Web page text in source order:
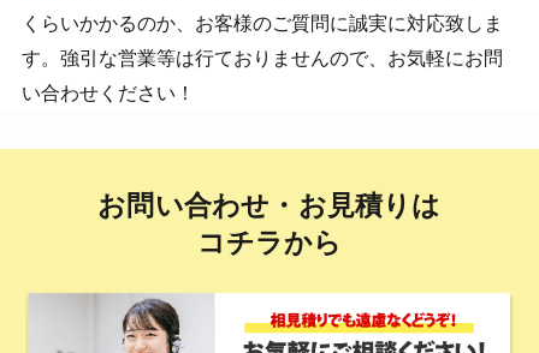
くらいかかるのか、お客様のご質問に誠実に対応致しま
す。強引な営業等は行ておりませんので、お気軽にお問
い合わせください！
お問い合わせ・お見積りは
コチラから